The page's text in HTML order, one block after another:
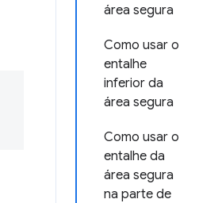
área segura
Como usar o
entalhe
inferior da
área segura
Como usar o
entalhe da
área segura
na parte de